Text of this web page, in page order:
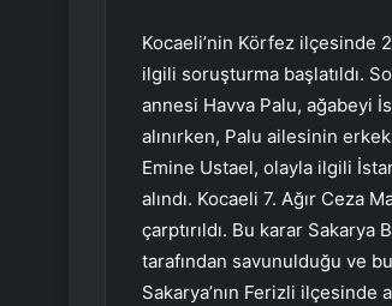
Kocaeli’nin Körfez ilçesinde
ilgili soruşturma başlatıldı.
annesi Havva Palu, ağabeyi
alınırken, Palu ailesinin
Emine Ustael, olayla ilgili
alındı. Kocaeli 7. Ağır Ceza
çarptırıldı. Bu karar
tarafından savunulduğu ve
Sakarya’nın Ferizli